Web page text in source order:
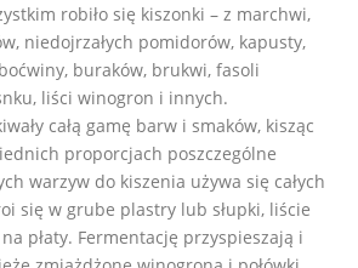
robiło się kiszonki – z marchwi,
niedojrzałych pomidorów, kapusty,
buraków, brukwi, fasoli
liści winogron i innych.
całą gamę barw i smaków, kisząc
proporcjach poszczególne
warzyw do kiszenia używa się całych
się w grube plastry lub słupki, liście
płaty. Fermentację przyspieszają i